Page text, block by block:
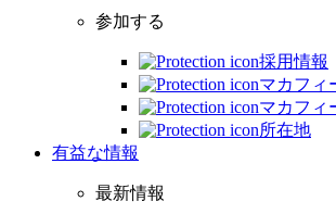
参加する
採用情報
マカフィ
マカフィ
所在地
有益な情報
最新情報